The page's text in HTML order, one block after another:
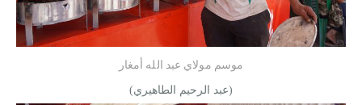
موسم مولاي عبد الله أمغار
(عبد الرحيم الطاهيري)